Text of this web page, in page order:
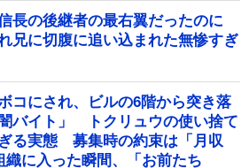
信長の後継者の最右翼だったのに
兄に切腹に追い込まれた無惨すぎ
コにされ、ビルの6階から突き落
バイト」 トクリュウの使い捨て
る実態 募集時の約束は「月収
織に入った瞬間、「お前たち